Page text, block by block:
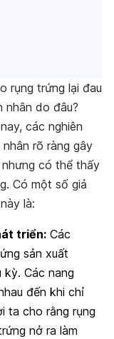
rụng trứng lại đau
nhân do đâu?
các nghiên
rõ ràng gây
nhưng có thể thấy
Có một số giả
là:
triển: Các
sản xuất
kỳ. Các nang
đến khi chỉ
ta cho rằng rụng
nở ra làm